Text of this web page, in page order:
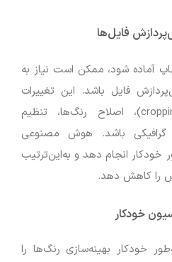
آماده شود، ممکن است نیاز به
فایل باشد. این تغییرات
می‌تواند شامل برش (cropping)، اصلاح رنگ‌ها، تنظیم
گرافیکی باشد. هوش مصنوعی
خودکار انجام دهد و به‌این‌ترتیب
را کاهش دهد.
خودکار
خودکار بهینه‌سازی رنگ‌ها را